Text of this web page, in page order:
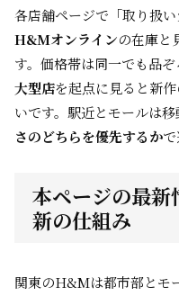
各店舗ページで「取り扱い
H&Mオンラインの在庫と
す。価格帯は同一でも品ぞ
大型店を起点に見ると新
いです。駅近とモールは移
さのどちらを優先するか
本ページの最新
新の仕組み
関東のH&Mは都市部とモ